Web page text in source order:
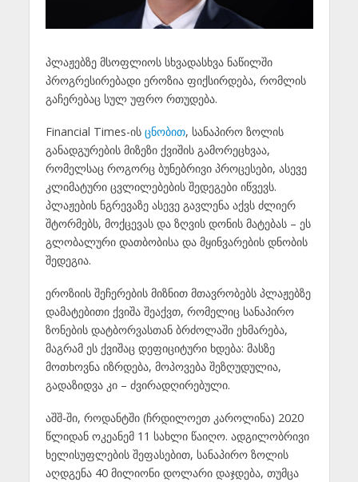
პლაჟებზე მსოფლიოს სხვადასხვა ნაწილში
პროგრესირებადი ეროზია ფიქსირდება, რომლის
გაჩერებაც სულ უფრო რთუდება.
Financial Times-ის ცნობით, სანაპირო ზოლის
განადგურების მიზეზი ქვიშის გამორეცხვაა,
რომელსაც როგორც ბუნებრივი პროცესები, ასევე
კლიმატური ცვლილებების შედეგები იწვევს.
პლაჟების ნგრევაზე ასევე გავლენა აქვს ძლიერ
შტორმებს, მოქცევას და ზღვის დონის მატებას – ეს
გლობალური დათბობისა და მყინვარების დნობის
შედეგია.
ეროზიის შეჩერების მიზნით მთავრობებს პლაჟებზე
დამატებითი ქვიშა შეაქვთ, რომელიც სანაპირო
ზონების დატბორვასთან ბრძოლაში ეხმარება,
მაგრამ ეს ქვიშაც დეფიციტური ხდება: მასზე
მოთხოვნა იზრდება, მოპოვება შეზღუდულია,
გადაზიდვა კი – ძვირადღირებული.
აშშ-ში, როდანტში (ჩრდილოეთ კაროლინა) 2020
წლიდან ოკეანემ 11 სახლი წაიღო. ადგილობრივი
ხელისუფლების შეფასებით, სანაპირო ზოლის
აღდგენა 40 მილიონი დოლარი დაჯდება, თუმცა